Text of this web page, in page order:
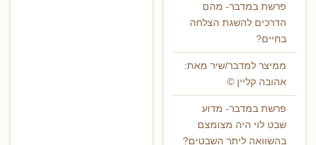
פרשת במדבר- מהם
הדרכים להשגת הצלחה
בחיים?
ממיצר למדבר/שיר מאת:
אהובה קליין ©
פרשת במדבר- מדוע
שבט לוי היה מצומצם
בהשוואה ליתר השבטים?